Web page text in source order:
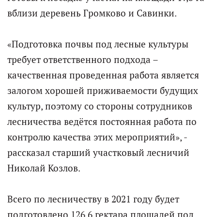
вблизи деревень Громково и Савинки.
«Подготовка почвы под лесные культуры
требует ответственного подхода –
качественная проведенная работа является
залогом хорошей приживаемости будущих
культур, поэтому со стороны сотрудников
лесничества ведётся постоянная работа по
контролю качества этих мероприятий», -
рассказал старший участковый лесничий
Николай Козлов.
Всего по лесничеству в 2021 году будет
подготовлено 126,6 гектара площадей под